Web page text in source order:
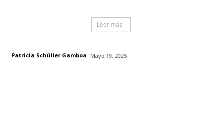
Leer mas
Patricia Schüller Gamboa Mayo 19, 2025